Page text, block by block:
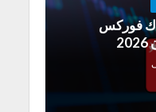
فوركس